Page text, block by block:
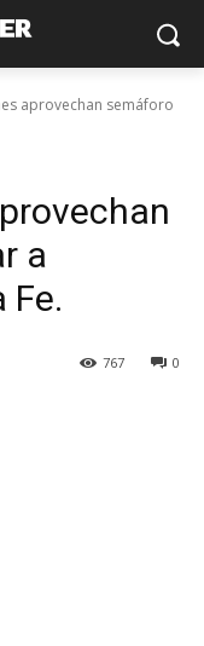
aprovechan semáforo
a
Fe.
0
767